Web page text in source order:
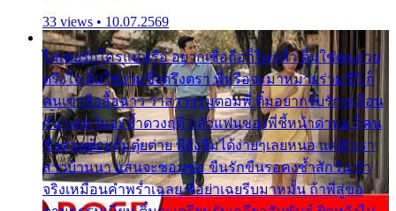
33 views • 10.07.2569
ไม่เคยรักใครแน่หรือ อยากเชื่อถือก็ไม่กล้า ติ๋มใช่คนสวย
ตรึงใจ ติ๋มใช่งามซึ้งตรึงตรา พี่หรือจะมาหมายร่วมชีวี ก็
คนเขาลืออื้อฉาว ว่าสาวๆรุมตอมพี่ ติ๋มอยากรับรักเหมือน
กัน แต่หวั่นจะช้ำดวงฤดี กลัวแฟนของพี่ชี้หน้าด่าทอ ก็คน
ชื่อต๋อยต้อยตุ้มตุ๋ยต่าย พี่ยังลืมได้ง่ายๆเลยหนอ แค่ตัวเรา
สาวบ้านนา แสนจะซอมซ่อ ขืนรักขืนรอคงช้ำสักวัน ถ้า
จริงเหมือนคำพร่ำเฉลย พี่อย่าเฉยรีบมาหมั้น ถ้าพี่สู่ขอ